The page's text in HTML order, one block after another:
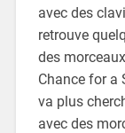
avec des
retrouve
des
Chance for a
va plus
avec des